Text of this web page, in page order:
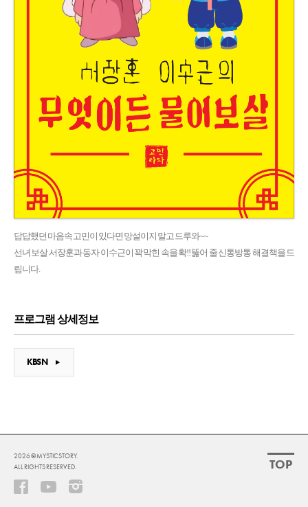
답답했던 마음속 고민이 있다면 망설이지 말고 드루와~~
선녀 보살 서장훈과 동자 이수근이 꽉 막힌 속을 확!! 뚫어 줄 신통방통 해결책을 드
립니다.
프로그램 상세정보
KBS N
2026 ©MYSTIC STORY.
ALL RIGHTS RESERVED.
TOP